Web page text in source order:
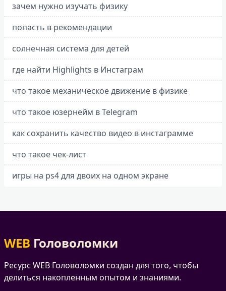
зачем нужно изучать физику
попасть в рекомендации
солнечная система для детей
где найти Highlights в Инстаграм
что такое механическое движение в физике
что такое юзернейм в Telegram
как сохранить качество видео в инстаграмме
что такое чек-лист
игры на ps4 для двоих на одном экране
WEB Головоломки
Ресурс WEB Головоломки создан для того, чтобы
делиться накопленным опытом и знаниями.